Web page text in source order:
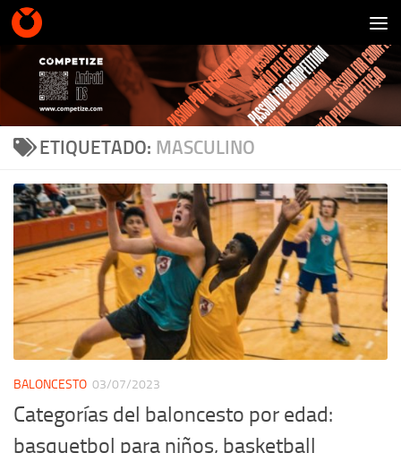
Saltar al contenido
ETIQUETADO: MASCULINO
BALONCESTO 03/07/2023
Categorías del baloncesto por edad:
basquetbol para niños, basketball